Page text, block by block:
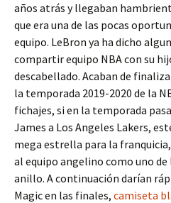
años atrás y llegaban
que era una de las pocas
equipo. LeBron ya ha dicho
compartir equipo NBA con su
descabellado. Acaban de
la temporada 2019-2020 de la
fichajes, si en la temporada
James a Los Angeles Lakers,
mega estrella para la
al equipo angelino como uno
anillo. A continuación darían
Magic en las finales, camiseta